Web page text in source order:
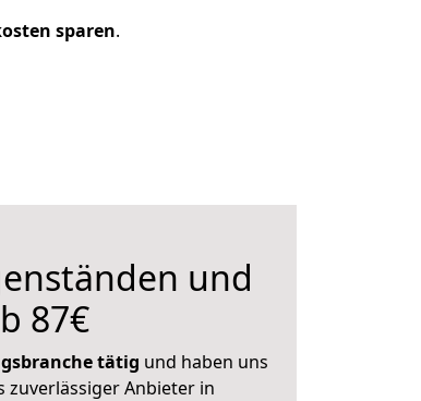
sparen.
und
87€
tätig und haben uns
Anbieter in